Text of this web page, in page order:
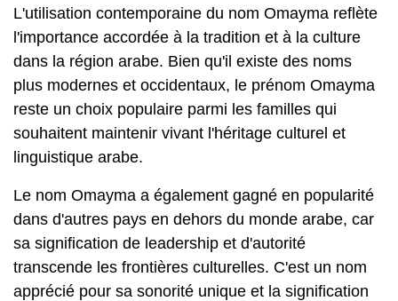
L'utilisation contemporaine du nom Omayma reflète
l'importance accordée à la tradition et à la culture
dans la région arabe. Bien qu'il existe des noms
plus modernes et occidentaux, le prénom Omayma
reste un choix populaire parmi les familles qui
souhaitent maintenir vivant l'héritage culturel et
linguistique arabe.
Le nom Omayma a également gagné en popularité
dans d'autres pays en dehors du monde arabe, car
sa signification de leadership et d'autorité
transcende les frontières culturelles. C'est un nom
apprécié pour sa sonorité unique et la signification